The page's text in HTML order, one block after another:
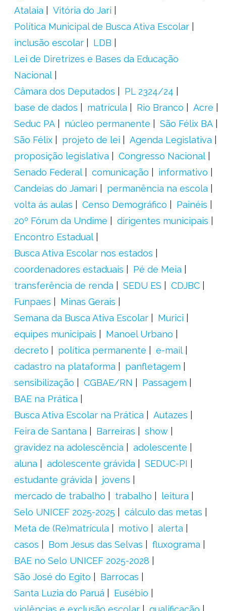
Atalaia
Vitória do Jari
Política Municipal de Busca Ativa Escolar
inclusão escolar
LDB
Lei de Diretrizes e Bases da Educação
Nacional
Câmara dos Deputados
PL 2324/24
base de dados
matrícula Rio Branco
Acre
Seduc PA
núcleo permanente
São Félix BA
São Félix
projeto de lei
Agenda Legislativa
proposição legislativa
Congresso Nacional
Senado Federal
comunicação
informativo
Candeias do Jamari
permanência na escola
volta ás aulas
Censo Demográfico
Painéis
20º Fórum da Undime
dirigentes municipais
Encontro Estadual
Busca Ativa Escolar nos estados
coordenadores estaduais
Pé de Meia
transferência de renda
SEDU ES
CDJBC
Funpaes
Minas Gerais
Semana da Busca Ativa Escolar
Murici
equipes municipais
Manoel Urbano
decreto
política permanente
e-mail
cadastro na plataforma
panfletagem
sensibilização
CGBAE/RN
Passagem
BAE na Prática
Busca Ativa Escolar na Prática
Autazes
Feira de Santana
Barreiras
show
gravidez na adolescência
adolescente
aluna
adolescente grávida
SEDUC-PI
estudante grávida
jovens
mercado de trabalho
trabalho
leitura
Selo UNICEF 2025-2025
cálculo das metas
Meta de (Re)matrícula
motivo
alerta
casos
Bom Jesus das Selvas
fluxograma
BAE no Selo UNICEF 2025-2028
São José do Egito
Barrocas
Santa Luzia do Paruá
Eusébio